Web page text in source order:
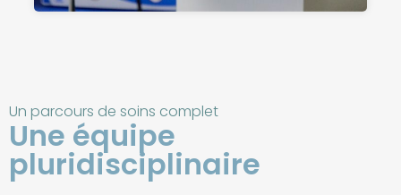
Un parcours de soins complet
Une équipe
pluridisciplinaire